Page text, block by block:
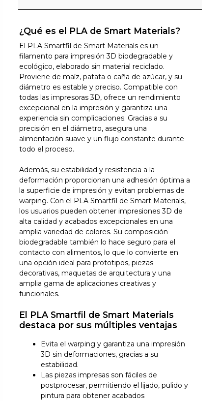
¿Qué es el PLA de Smart Materials?
El PLA Smartfil de Smart Materials es un
filamento para impresión 3D biodegradable y
ecológico, elaborado sin material reciclado.
Proviene de maíz, patata o caña de azúcar, y su
diámetro es estable y preciso. Compatible con
todas las impresoras 3D, ofrece un rendimiento
excepcional en la impresión y garantiza una
experiencia sin complicaciones. Gracias a su
precisión en el diámetro, asegura una
alimentación suave y un flujo constante durante
todo el proceso.
Además, su estabilidad y resistencia a la
deformación proporcionan una adhesión óptima a
la superficie de impresión y evitan problemas de
warping. Con el PLA Smartfil de Smart Materials,
los usuarios pueden obtener impresiones 3D de
alta calidad y acabados excepcionales en una
amplia variedad de colores. Su composición
biodegradable también lo hace seguro para el
contacto con alimentos, lo que lo convierte en
una opción ideal para prototipos, piezas
decorativas, maquetas de arquitectura y una
amplia gama de aplicaciones creativas y
funcionales.
El PLA Smartfil de Smart Materials
destaca por sus múltiples ventajas
Evita el warping y garantiza una impresión
3D sin deformaciones, gracias a su
estabilidad.
Las piezas impresas son fáciles de
postprocesar, permitiendo el lijado, pulido y
pintura para obtener acabados